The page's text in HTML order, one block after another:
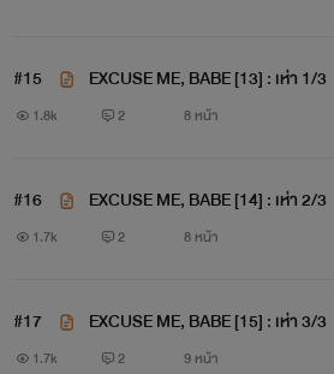
#15 EXCUSE ME, BABE [13] : เห่า 1/3
1.8k 2 8 หน้า
#16 EXCUSE ME, BABE [14] : เห่า 2/3
1.7k 2 8 หน้า
#17 EXCUSE ME, BABE [15] : เห่า 3/3
1.7k 2 9 หน้า